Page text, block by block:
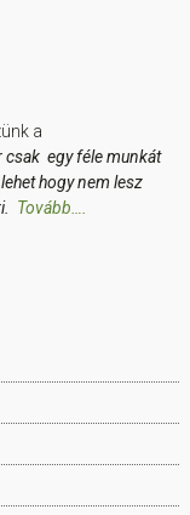
a
csak egy féle munkát
hogy nem lesz
Tovább….